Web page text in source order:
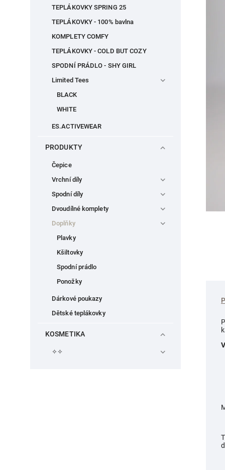
TEPLÁKOVKY SPRING 25
TEPLÁKOVKY - 100% bavlna
KOMPLETY COMFY
TEPLÁKOVKY - COLD BUT COZY
SPODNÍ PRÁDLO - SHY GIRL
Limited Tees
BLACK
WHITE
ES.ACTIVEWEAR
PRODUKTY
Čepice
Vrchní díly
Spodní díly
Dvoudílné komplety
Doplňky
Plavky
Kšiltovky
Spodní prádlo
Ponožky
Dárkové poukazy
Dětské teplákovky
KOSMETIKA
✧✧